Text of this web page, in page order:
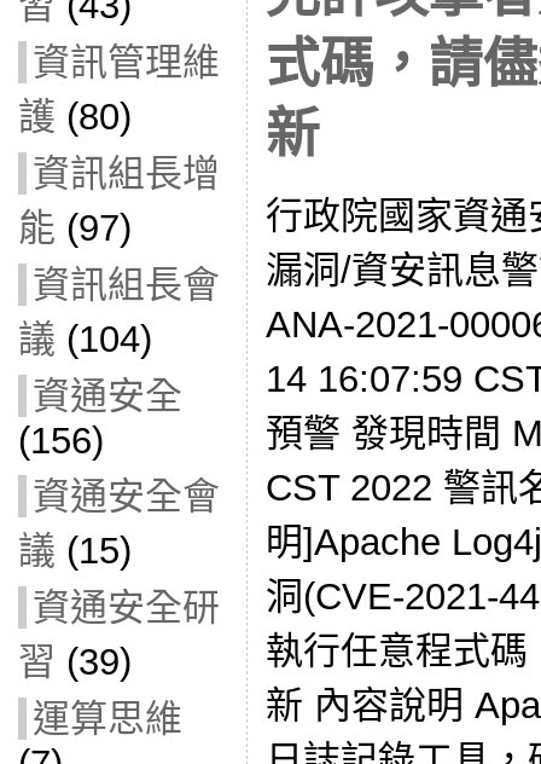
資訊管理維
護 (80)
資訊組長增
能 (97)
資訊組長會
議 (104)
資通安全
(156)
資通安全會
議 (15)
資通安全研
習 (39)
運算思維
式碼，請
新
行政院國家資
漏洞/資安訊息
ANA-2021-
14 16:07:59
預警 發現時間
CST 2022 警訊
明]Apache
洞(CVE-2021-
執行任意程式
新 內容說明